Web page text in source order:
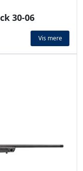
30-06
Vis mere